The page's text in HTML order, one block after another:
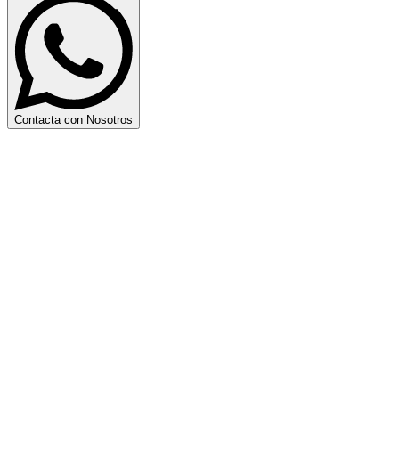
Contacta con Nosotros